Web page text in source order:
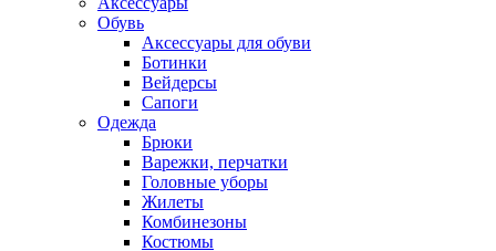
Обувь
Аксессуары для обуви
Ботинки
Вейдерсы
Сапоги
Одежда
Брюки
Варежки, перчатки
Головные уборы
Жилеты
Комбинезоны
Костюмы